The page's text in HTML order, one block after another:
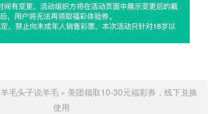
羊毛头子说羊毛» 美团领取10-30元福彩券，线下兑换
使用